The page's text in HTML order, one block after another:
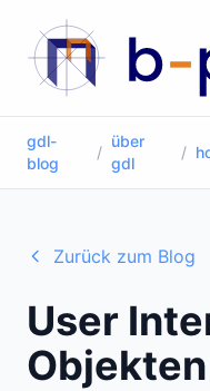
gdl-
blog
/
über
gdl
/
Zurück zum Blog
User
Objekten